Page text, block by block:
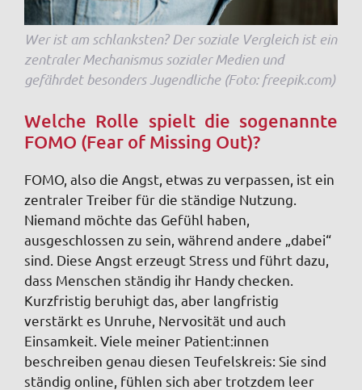
Wer ist am schlanksten? Der soziale Vergleich ist ein
zentraler Mechanismus sozialer Medien und
gefährdet besonders Jugendliche (Foto: freepik.com)
Welche Rolle spielt die sogenannte
FOMO (Fear of Missing Out)?
FOMO, also die Angst, etwas zu verpassen, ist ein
zentraler Treiber für die ständige Nutzung.
Niemand möchte das Gefühl haben,
ausgeschlossen zu sein, während andere „dabei“
sind. Diese Angst erzeugt Stress und führt dazu,
dass Menschen ständig ihr Handy checken.
Kurzfristig beruhigt das, aber langfristig
verstärkt es Unruhe, Nervosität und auch
Einsamkeit. Viele meiner Patient:innen
beschreiben genau diesen Teufelskreis: Sie sind
ständig online, fühlen sich aber trotzdem leer